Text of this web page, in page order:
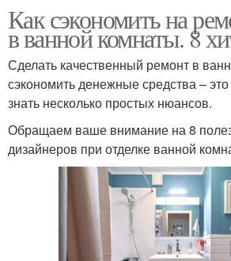
Как сэкономить на
в ванной комнаты. 8
Сделать качественный ремонт в
сэкономить денежные средства –
знать несколько простых нюансов.
Обращаем ваше внимание на 8
дизайнеров при отделке ванной